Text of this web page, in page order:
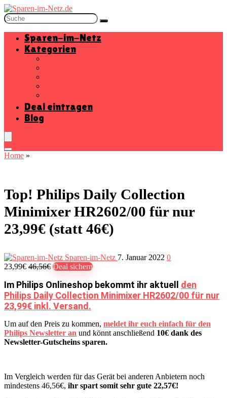
Sparen-im-Netz
Kategorien
Deal eintragen
Blog
Home »
Top! Philips Daily Collection
Minimixer HR2602/00 für nur
23,99€ (statt 46€)
Sparen-im-Netz 7. Januar 2022 0
23,99€ 46,56€ Deal sichern
Im Philips Onlineshop bekommt ihr aktuell den
Philips Daily Collection Minimixer HR2602/00 für nur
23,99€ inkl. Versand.
Um auf den Preis zu kommen, meldet ihr euch einfach für den
Philips Newsletter an und könnt anschließend 10€ dank des
Newsletter-Gutscheins sparen.
Im Vergleich werden für das Gerät bei anderen Anbietern noch
mindestens 46,56€, ihr spart somit sehr gute 22,57€!